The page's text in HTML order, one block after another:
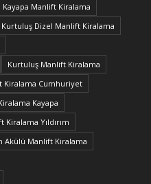
Kayapa Manlift Kiralama
Kurtuluş Dizel Manlift Kiralama
Kurtuluş Manlift Kiralama
Kiralama Cumhuriyet
Kayapa
Kiralama Yıldırım
Akülü Manlift Kiralama